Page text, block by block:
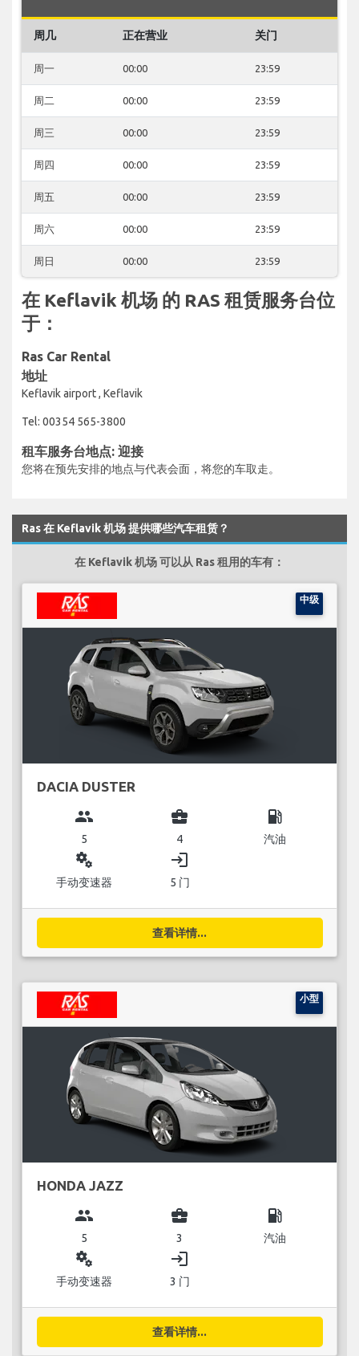
周几 正在营业 关门
周一 00:00 23:59
周二 00:00 23:59
周三 00:00 23:59
周四 00:00 23:59
周五 00:00 23:59
周六 00:00 23:59
周日 00:00 23:59
在 Keflavik 机场 的 RAS 租赁服务台位
于：
Ras Car Rental
地址
Keflavik airport , Keflavik
Tel: 00354 565-3800
租车服务台地点: 迎接
您将在预先安排的地点与代表会面，将您的车取走。
Ras 在 Keflavik 机场 提供哪些汽车租赁？
在 Keflavik 机场 可以从 Ras 租用的车有：
中级
DACIA DUSTER
group
5
business_center
4
local_gas_station
汽油
miscellaneous_services
手动变速器
login
5 门
查看详情...
小型
HONDA JAZZ
group
5
business_center
3
local_gas_station
汽油
miscellaneous_services
手动变速器
login
3 门
查看详情...